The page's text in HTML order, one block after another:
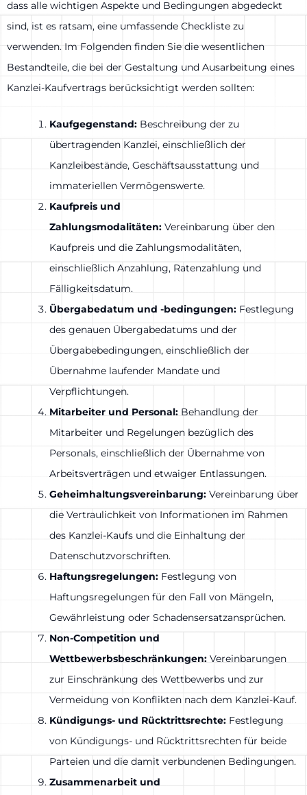
dass alle wichtigen Aspekte und Bedingungen abgedeckt
sind, ist es ratsam, eine umfassende Checkliste zu
verwenden. Im Folgenden finden Sie die wesentlichen
Bestandteile, die bei der Gestaltung und Ausarbeitung eines
Kanzlei-Kaufvertrags berücksichtigt werden sollten:
Kaufgegenstand: Beschreibung der zu
übertragenden Kanzlei, einschließlich der
Kanzleibestände, Geschäftsausstattung und
immateriellen Vermögenswerte.
Kaufpreis und
Zahlungsmodalitäten: Vereinbarung über den
Kaufpreis und die Zahlungsmodalitäten,
einschließlich Anzahlung, Ratenzahlung und
Fälligkeitsdatum.
Übergabedatum und -bedingungen: Festlegung
des genauen Übergabedatums und der
Übergabebedingungen, einschließlich der
Übernahme laufender Mandate und
Verpflichtungen.
Mitarbeiter und Personal: Behandlung der
Mitarbeiter und Regelungen bezüglich des
Personals, einschließlich der Übernahme von
Arbeitsverträgen und etwaiger Entlassungen.
Geheimhaltungsvereinbarung: Vereinbarung über
die Vertraulichkeit von Informationen im Rahmen
des Kanzlei-Kaufs und die Einhaltung der
Datenschutzvorschriften.
Haftungsregelungen: Festlegung von
Haftungsregelungen für den Fall von Mängeln,
Gewährleistung oder Schadensersatzansprüchen.
Non-Competition und
Wettbewerbsbeschränkungen: Vereinbarungen
zur Einschränkung des Wettbewerbs und zur
Vermeidung von Konflikten nach dem Kanzlei-Kauf.
Kündigungs- und Rücktrittsrechte: Festlegung
von Kündigungs- und Rücktrittsrechten für beide
Parteien und die damit verbundenen Bedingungen.
Zusammenarbeit und